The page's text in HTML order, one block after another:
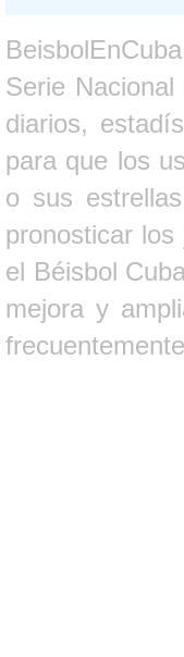
Serie
diarios,
para que los
o sus
pronosticar
el Béisbol
mejora y